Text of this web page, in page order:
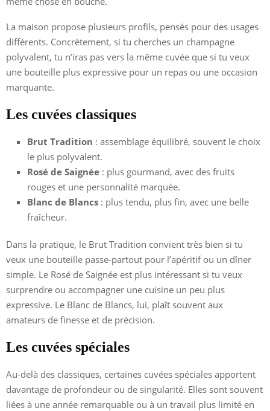
La maison propose plusieurs profils, pensés pour des usages
différents. Concrètement, si tu cherches un champagne
polyvalent, tu n’iras pas vers la même cuvée que si tu veux
une bouteille plus expressive pour un repas ou une occasion
marquante.
Les cuvées classiques
Brut Tradition : assemblage équilibré, souvent le choix
le plus polyvalent.
Rosé de Saignée : plus gourmand, avec des fruits
rouges et une personnalité marquée.
Blanc de Blancs : plus tendu, plus fin, avec une belle
fraîcheur.
Dans la pratique, le Brut Tradition convient très bien si tu
veux une bouteille passe-partout pour l’apéritif ou un dîner
simple. Le Rosé de Saignée est plus intéressant si tu veux
surprendre ou accompagner une cuisine un peu plus
expressive. Le Blanc de Blancs, lui, plaît souvent aux
amateurs de finesse et de précision.
Les cuvées spéciales
Au-delà des classiques, certaines cuvées spéciales apportent
davantage de profondeur ou de singularité. Elles sont souvent
liées à une année remarquable ou à un travail plus limité en